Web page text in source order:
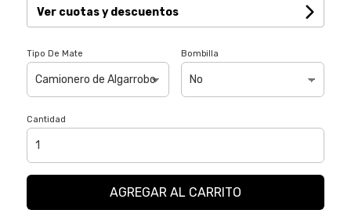
Ver cuotas y descuentos
Tipo De Mate Bombilla
Cantidad
AGREGAR AL CARRITO